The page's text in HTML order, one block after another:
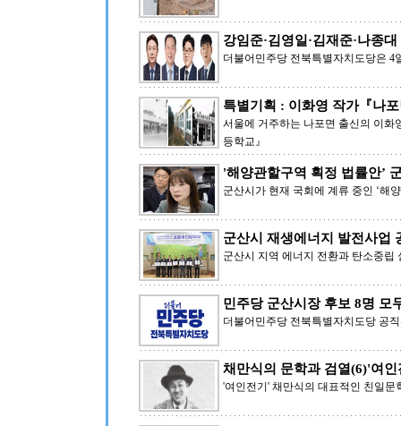
강임준·김영일·김재준·나종
더불어민주당 전북특별자치도당은 4
특별기획 : 이화영 작가『나
서울에 거주하는 나포면 출신의 이화
등학교』
'해양관할구역 획정 법률안’
군산시가 현재 국회에 계류 중인 ‘해
군산시 재생에너지 발전사업
군산시 지역 에너지 전환과 탄소중
민주당 군산시장 후보 8명 모
더불어민주당 전북특별자치도당 공
채만식의 문학과 검열(6)'여
'여인전기' 채만식의 대표적인 친일